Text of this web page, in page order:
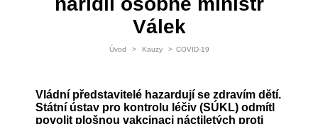
Válek
Úvod > Kauzy > COVID-19
Vládní představitelé hazardují se zdravím dětí.
Státní ústav pro kontrolu léčiv (SÚKL) odmítl
povolit plošnou vakcinaci náctiletých proti